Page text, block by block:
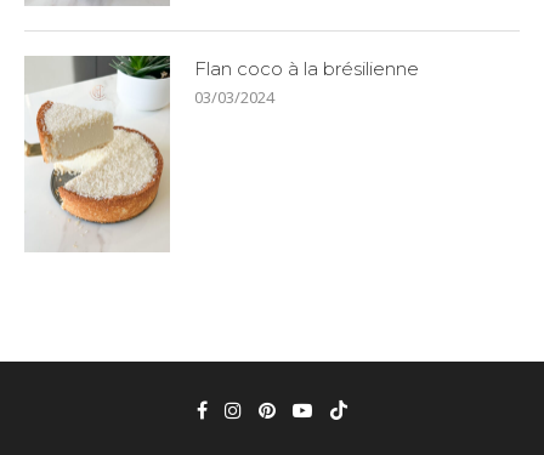
Flan coco à la brésilienne
03/03/2024